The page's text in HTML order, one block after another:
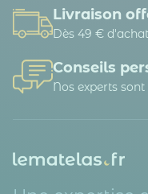
Livraison
Dès 49 € d'achat
Conseils
Nos experts